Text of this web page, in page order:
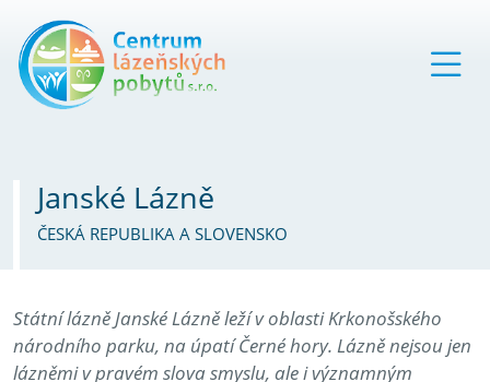
Janské Lázně
ČESKÁ REPUBLIKA A SLOVENSKO
Státní lázně Janské Lázně leží v oblasti Krkonošského
národního parku, na úpatí Černé hory. Lázně nejsou jen
lázněmi v pravém slova smyslu, ale i významným